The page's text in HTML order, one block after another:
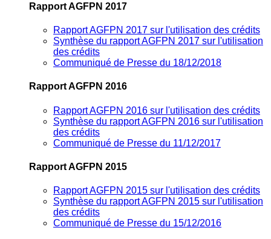
Rapport AGFPN 2017
Rapport AGFPN 2017 sur l'utilisation des crédits
Synthèse du rapport AGFPN 2017 sur l'utilisation
des crédits
Communiqué de Presse du 18/12/2018
Rapport AGFPN 2016
Rapport AGFPN 2016 sur l'utilisation des crédits
Synthèse du rapport AGFPN 2016 sur l'utilisation
des crédits
Communiqué de Presse du 11/12/2017
Rapport AGFPN 2015
Rapport AGFPN 2015 sur l'utilisation des crédits
Synthèse du rapport AGFPN 2015 sur l'utilisation
des crédits
Communiqué de Presse du 15/12/2016